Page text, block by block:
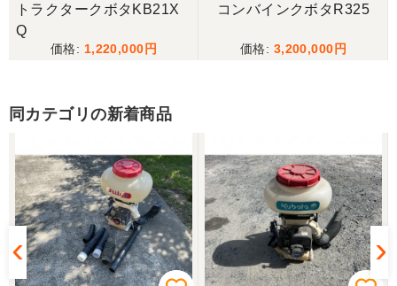
うな間違いが無いように改善して欲しいです。
とうございました。
東京都／yuikanoa
いろいろな質問にもすぐに答えていただき 引き取り
時にも親切な対応をありがとうございました。又機
会があれば宜しくお願いします。ありがとうござい
ます。
トラクタークボタKB21X
Q
1,220,000
コンバインクボタR325
3,200,000
同カテゴリの新着商品